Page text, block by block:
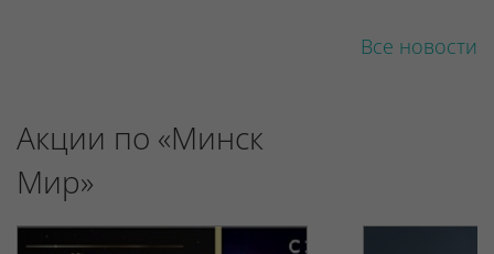
Все новости
Акции по «Минск
Мир»